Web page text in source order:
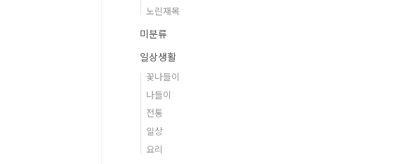
노린재목
미분류
일상생활
꽃나들이
나들이
전통
일상
요리